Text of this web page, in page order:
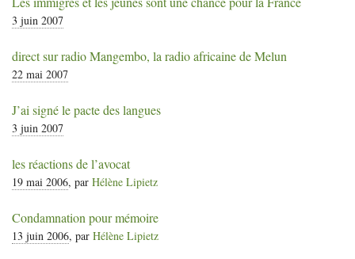
3 juin 2007
direct sur radio Mangembo, la radio africaine de Melun
22 mai 2007
J’ai signé le pacte des langues
3 juin 2007
les réactions de l’avocat
19 mai 2006, par Hélène Lipietz
Condamnation pour mémoire
13 juin 2006, par Hélène Lipietz